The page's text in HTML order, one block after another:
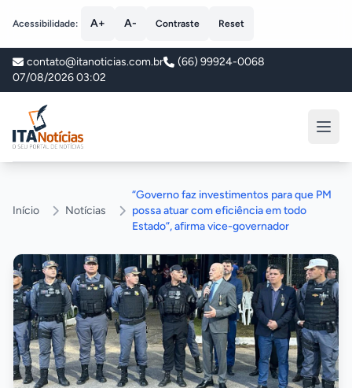
Acessibilidade: A+ A- Contraste Reset
contato@itanoticias.com.br
(66) 99924-0068
07/08/2026 03:02
ITA Notícias
Início Notícias
“Governo faz investimentos para que PM
possa atuar com eficiência em todo
Estado”, afirma vice-governador